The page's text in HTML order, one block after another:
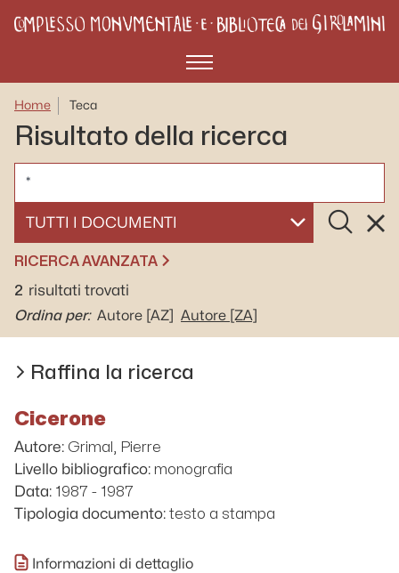
Menù
Home Teca
Risultato della ricerca
SELEZIONA UN DOCUMENTO
Cerca
RICERCA AVANZATA
2 risultati trovati
Ordina per: Autore [AZ] Autore [ZA]
Raffina la ricerca
Cicerone
Autore: Grimal, Pierre
Livello bibliografico: monografia
Data: 1987 - 1987
Tipologia documento: testo a stampa
Informazioni di dettaglio